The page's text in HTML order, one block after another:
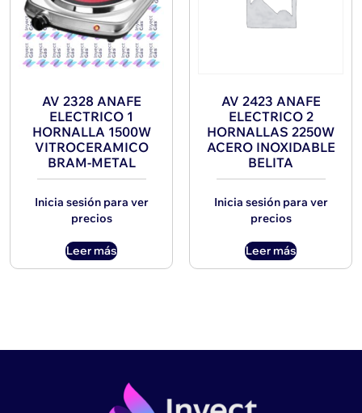
AV 2328 ANAFE
ELECTRICO 1
HORNALLA 1500W
VITROCERAMICO
BRAM-METAL
Inicia sesión para ver
precios
Leer más
AV 2423 ANAFE
ELECTRICO 2
HORNALLAS 2250W
ACERO INOXIDABLE
BELITA
Inicia sesión para ver
precios
Leer más